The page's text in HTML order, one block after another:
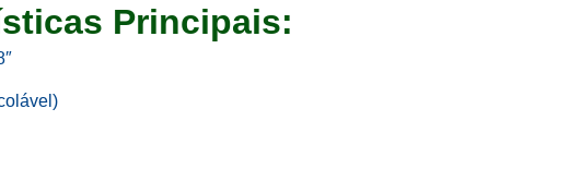
Principais: